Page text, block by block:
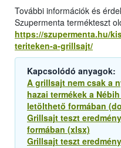
További információk és
Szupermenta termékteszt
https://szupermenta.hu/
teriteken-a-grillsajt/
Kapcsolódó anyagok:
A grillsajt nem csak a
hazai termékek a
letölthető formában
Grillsajt teszt
formában (xlsx)
Grillsajt teszt